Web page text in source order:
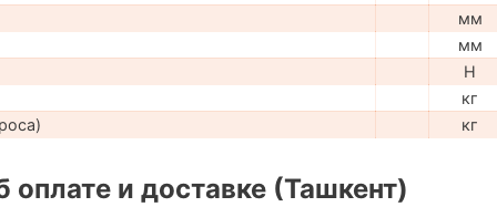
мм
мм
H
кг
кг
и доставке (Ташкент)